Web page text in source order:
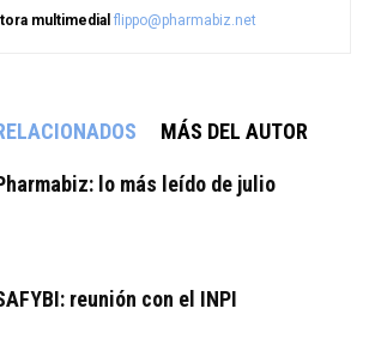
multimedial flippo@pharmabiz.net
MÁS DEL AUTOR
lo más leído de julio
reunión con el INPI